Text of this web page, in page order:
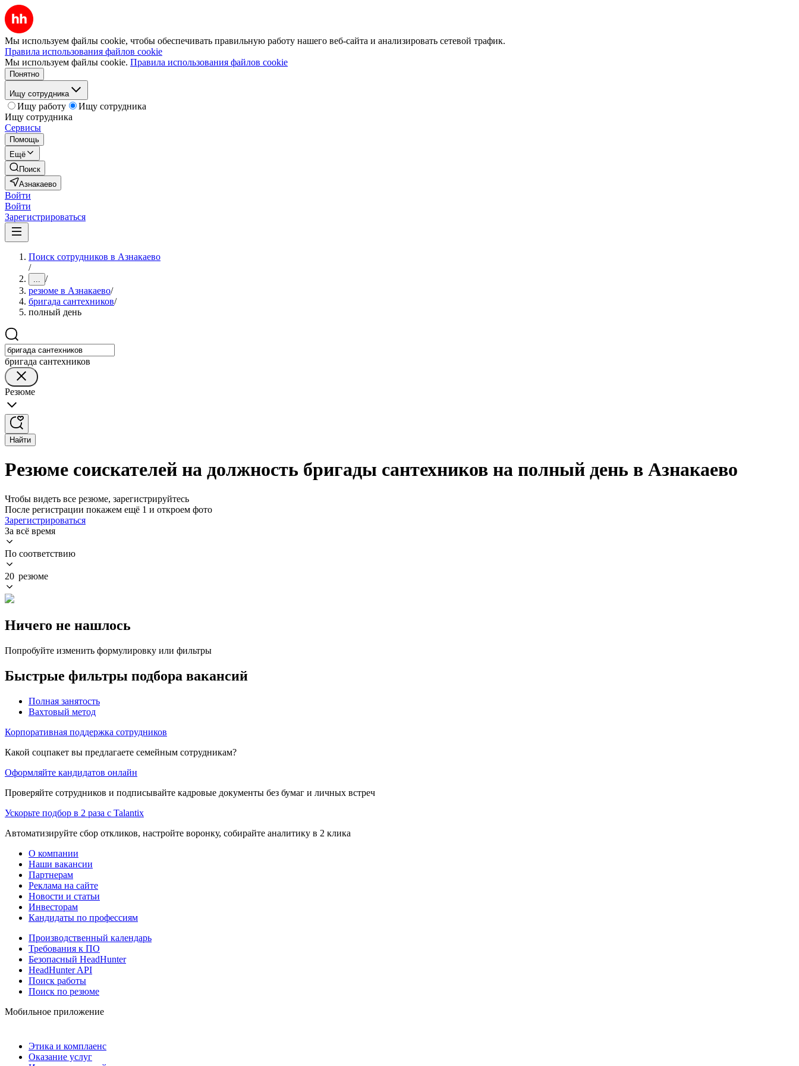
Мы используем файлы cookie, чтобы обеспечивать правильную работу нашего веб-сайта и анализировать сетевой трафик.
Правила использования файлов cookie
Мы используем файлы cookie. Правила использования файлов cookie
Понятно
Ищу сотрудника
Ищу работу
Ищу сотрудника
Ищу сотрудника
Сервисы
Помощь
Ещё
Поиск
Азнакаево
Войти
Войти
Зарегистрироваться
Поиск сотрудников в Азнакаево
/
... /
резюме в Азнакаево/
бригада сантехников/
полный день
бригада сантехников
Резюме
Найти
Резюме соискателей на должность бригады сантехников на полный день в Азнакаево
Чтобы видеть все резюме, зарегистрируйтесь
После регистрации покажем ещё 1 и откроем фото
Зарегистрироваться
За всё время
По соответствию
20 резюме
Ничего не нашлось
Попробуйте изменить формулировку или фильтры
Быстрые фильтры подбора вакансий
Полная занятость
Вахтовый метод
Корпоративная поддержка сотрудников
Какой соцпакет вы предлагаете семейным сотрудникам?
Оформляйте кандидатов онлайн
Проверяйте сотрудников и подписывайте кадровые документы без бумаг и личных встреч
Ускорьте подбор в 2 раза с Talantix
Автоматизируйте сбор откликов, настройте воронку, собирайте аналитику в 2 клика
О компании
Наши вакансии
Партнерам
Реклама на сайте
Новости и статьи
Инвесторам
Кандидаты по профессиям
Производственный календарь
Требования к ПО
Безопасный HeadHunter
HeadHunter API
Поиск работы
Поиск по резюме
Мобильное приложение
Этика и комплаенс
Оказание услуг